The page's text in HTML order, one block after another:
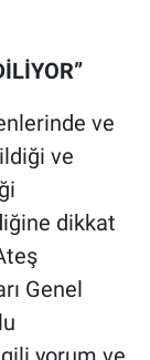
ve
ve
dikkat
Genel